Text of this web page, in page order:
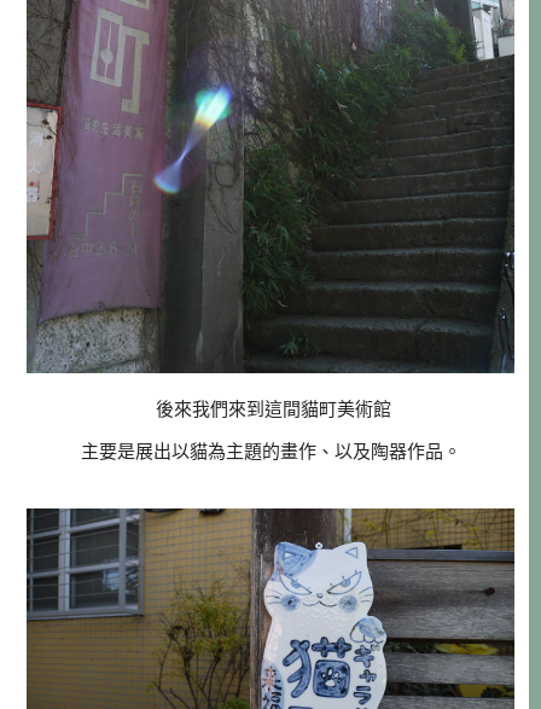
後來我們來到這間貓町美術館
主要是展出以貓為主題的畫作、以及陶器作品。